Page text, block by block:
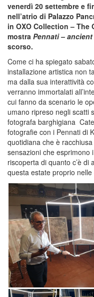
venerdì 20 settembre e
nell’atrio di Palazzo
in OXO Collection –
mostra Pennati –
scorso.
Come ci ha spiegato
installazione artistica non
ma dalla sua interattività
verranno immortalati
cui fanno da scenario le
umano ripreso negli scatti
fotografa barghigiana
fotografie con i Pennati di
quotidiana che è
sensazioni che esprimono
riscoperta di quanto c’è
questa estate proprio